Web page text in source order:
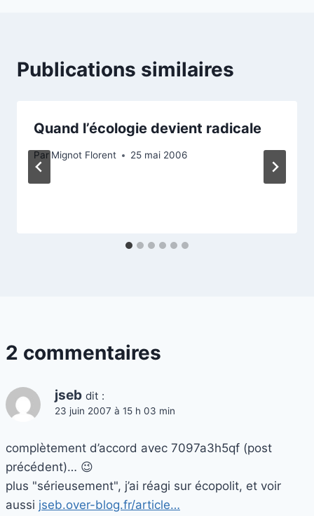
Publications similaires
Quand l’écologie devient radicale
Par Mignot Florent 25 mai 2006
2 commentaires
jseb dit :
23 juin 2007 à 15 h 03 min
complètement d’accord avec 7097a3h5qf (post
précédent)… 😉
plus "sérieusement", j’ai réagi sur écopolit, et voir
aussi jseb.over-blog.fr/article…